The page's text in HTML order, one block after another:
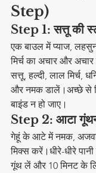
Step)
Step 1: सत्तू की
एक बाउल में प्याज,
मिर्च का अचार और
सत्तू, हल्दी, लाल मिर्च,
और नमक डालें।अच्छे से
बाइंड न हो जाए।
Step 2: आटा
गेहूं के आटे में नमक,
मिक्स करें।धीरे-धीरे
गूंथ लें और 10 मिनट के